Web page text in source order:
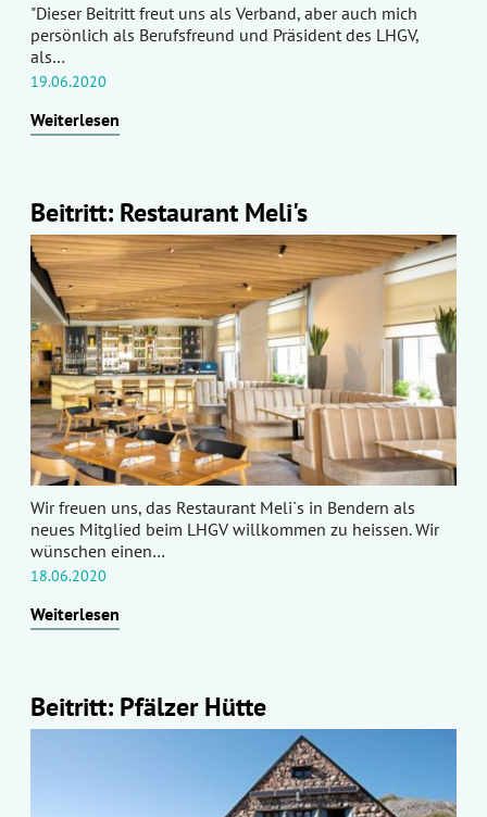
"Dieser Beitritt freut uns als Verband, aber auch mich
persönlich als Berufsfreund und Präsident des LHGV,
als…
19.06.2020
Weiterlesen
Beitritt: Restaurant Meli's
Wir freuen uns, das Restaurant Meli`s in Bendern als
neues Mitglied beim LHGV willkommen zu heissen. Wir
wünschen einen…
18.06.2020
Weiterlesen
Beitritt: Pfälzer Hütte